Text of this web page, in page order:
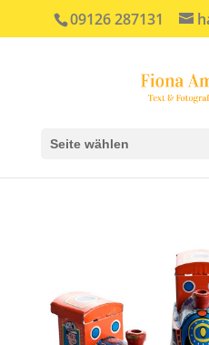
09126 287131
Seite wählen